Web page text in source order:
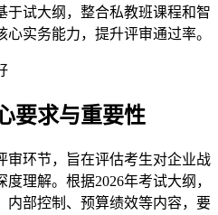
于试大纲，整合私教班课程和智
实务能力，提升评审通过率。
要求与重要性
审环节，旨在评估考生对企业战
理解。根据2026年考试大纲，
内部控制、预算绩效等内容，要